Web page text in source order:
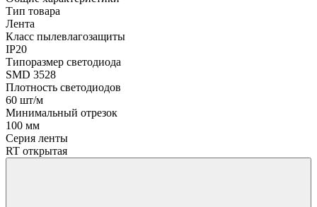
Тип товара
Лента
Класс пылевлагозащиты
IP20
Типоразмер светодиода
SMD 3528
Плотность светодиодов
60 шт/м
Минимальный отрезок
100 мм
Серия ленты
RT открытая